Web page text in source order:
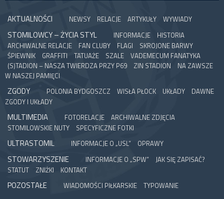
AKTUALNOŚCI NEWSY RELACJE ARTYKUŁY WYWIADY
STOMILOWCY – ŻYCIA STYL INFORMACJE
HISTORIA
ARCHIWALNE RELACJE
FAN CLUBY FLAGI
SKROJONE BARWY
ŚPIEWNIK
GRAFFITI TATUAŻE SZALE
VADEMECUM FANATYKA
(S)TADION – NASZA TWIERDZA PRZY P69
ZIN STADION
NA ZAWSZE
W NASZEJ PAMIĘCI
ZGODY POLONIA BYDGOSZCZ WISŁA PŁOCK UKŁADY
DAWNE
ZGODY I UKŁADY
MULTIMEDIA FOTORELACJE
ARCHIWALNE ZDJĘCIA
STOMILOWSKIE NUTY
SPECYFICZNE FOTKI
ULTRASTOMIL INFORMACJE O „USL” OPRAWY
STOWARZYSZENIE INFORMACJE O „SPW”
JAK SIĘ ZAPISAĆ?
STATUT
ZNIŻKI KONTAKT
POZOSTAŁE WIADOMOŚCI PIŁKARSKIE TYPOWANIE